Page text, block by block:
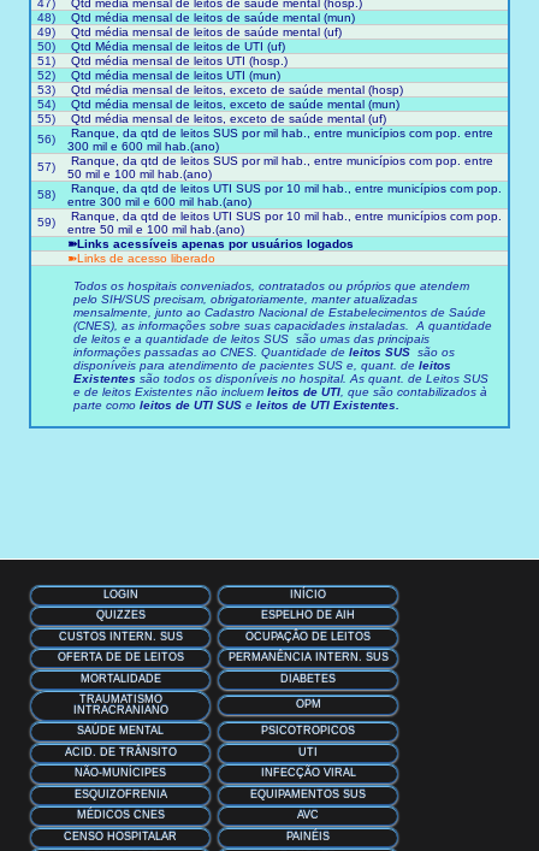
47)
Qtd média mensal de leitos de saúde mental (hosp.)
48)
Qtd média mensal de leitos de saúde mental (mun)
49)
Qtd média mensal de leitos de saúde mental (uf)
50)
Qtd Média mensal de leitos de UTI (uf)
51)
Qtd média mensal de leitos UTI (hosp.)
52)
Qtd média mensal de leitos UTI (mun)
53)
Qtd média mensal de leitos, exceto de saúde mental (hosp)
54)
Qtd média mensal de leitos, exceto de saúde mental (mun)
55)
Qtd média mensal de leitos, exceto de saúde mental (uf)
56)
Ranque, da qtd de leitos SUS por mil hab., entre municípios com pop. entre
300 mil e 600 mil hab.(ano)
57)
Ranque, da qtd de leitos SUS por mil hab., entre municípios com pop. entre
50 mil e 100 mil hab.(ano)
58)
Ranque, da qtd de leitos UTI SUS por 10 mil hab., entre municípios com pop.
entre 300 mil e 600 mil hab.(ano)
59)
Ranque, da qtd de leitos UTI SUS por 10 mil hab., entre municípios com pop.
entre 50 mil e 100 mil hab.(ano)
➽Links acessíveis apenas por usuários logados
➽Links de acesso liberado
Todos os hospitais conveniados, contratados ou próprios que atendem
pelo SIH/SUS precisam, obrigatoriamente, manter atualizadas
mensalmente, junto ao Cadastro Nacional de Estabelecimentos de Saúde
(CNES), as informações sobre suas capacidades instaladas. A quantidade
de leitos e a quantidade de leitos SUS são umas das principais
informações passadas ao CNES. Quantidade de leitos SUS são os
disponíveis para atendimento de pacientes SUS e, quant. de leitos
Existentes são todos os disponíveis no hospital. As quant. de Leitos SUS
e de leitos Existentes não incluem leitos de UTI , que são contabilizados à
parte como leitos de UTI SUS e leitos de UTI Existentes.
LOGIN
INÍCIO
QUIZZES
ESPELHO DE AIH
CUSTOS INTERN. SUS
OCUPAÇÂO DE LEITOS
OFERTA DE DE LEITOS
PERMANÊNCIA INTERN. SUS
MORTALIDADE
DIABETES
TRAUMATISMO
INTRACRANIANO
OPM
SAÚDE MENTAL
PSICOTROPICOS
ACID. DE TRÂNSITO
UTI
NÃO-MUNÍCIPES
INFECÇÃO VIRAL
ESQUIZOFRENIA
EQUIPAMENTOS SUS
MÉDICOS CNES
AVC
CENSO HOSPITALAR
PAINÉIS